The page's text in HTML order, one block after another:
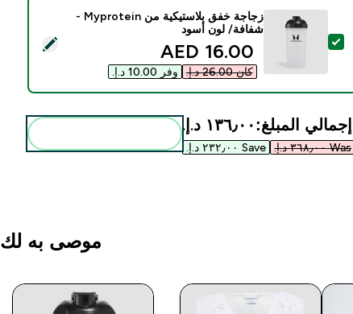
تحديد هذا المنتج - زجاجة خفق بلاستيكية من Myprotein - شفافة/ لون أسود
زجاجة خفق بلاستيكية من Myprotein -
شفافة/ لون أسود
discounted price
16.00 AED‎
كان ‏26.00 د.إ.‏‎ وفر ‏10.00 د.إ.‏‎
إجمالي المبلغ: ١٣٦٫٠٠ د.إ.‏‎
Was ٣٦٨٫٠٠ د.إ.‏‎ Save ٢٣٢٫٠٠ د.إ.‏‎
موصى به لك